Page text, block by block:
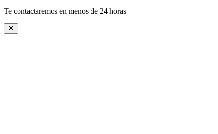
Te contactaremos en menos de 24 horas